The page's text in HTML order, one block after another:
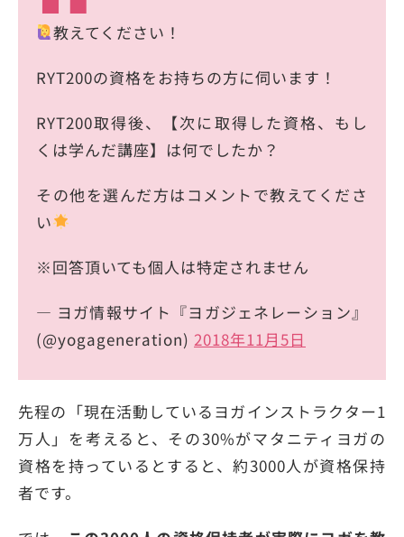
教えてください！
RYT200の資格をお持ちの方に伺います！
RYT200取得後、【次に取得した資格、もし
くは学んだ講座】は何でしたか？
その他を選んだ方はコメントで教えてくださ
い
※回答頂いても個人は特定されません
— ヨガ情報サイト『ヨガジェネレーション』
(@yogageneration) 2018年11月5日
先程の「現在活動しているヨガインストラクター1
万人」を考えると、その30%がマタニティヨガの
資格を持っているとすると、約3000人が資格保持
者です。